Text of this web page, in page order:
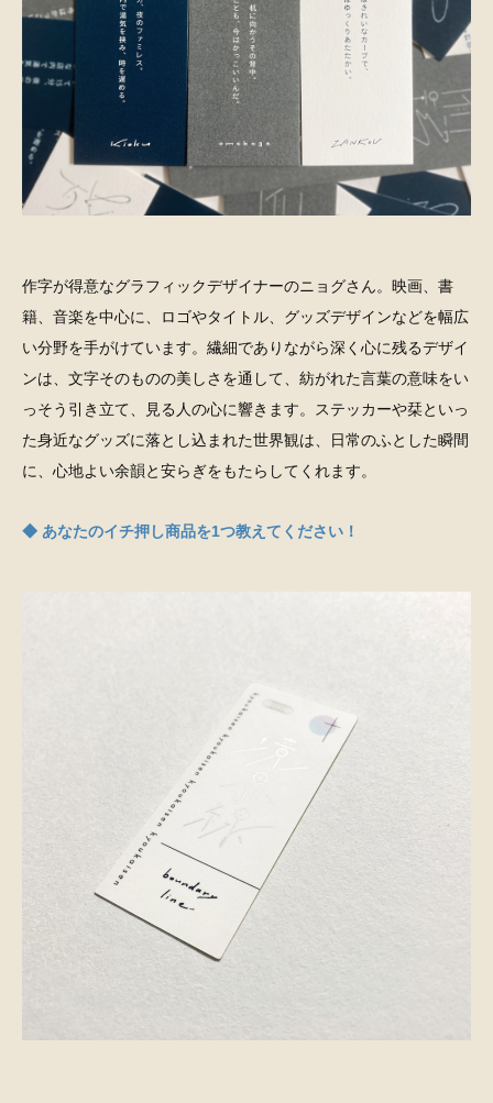
作字が得意なグラフィックデザイナーのニョグさん。映画、書
籍、音楽を中心に、ロゴやタイトル、グッズデザインなどを幅広
い分野を手がけています。繊細でありながら深く心に残るデザイ
ンは、文字そのものの美しさを通して、紡がれた言葉の意味をい
っそう引き立て、見る人の心に響きます。ステッカーや栞といっ
た身近なグッズに落とし込まれた世界観は、日常のふとした瞬間
に、心地よい余韻と安らぎをもたらしてくれます。
◆ あなたのイチ押し商品を1つ教えてください！